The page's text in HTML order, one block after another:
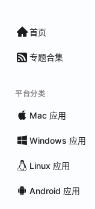
首页
专题合集
平台分类
Mac 应用
Windows 应用
Linux 应用
Android 应用